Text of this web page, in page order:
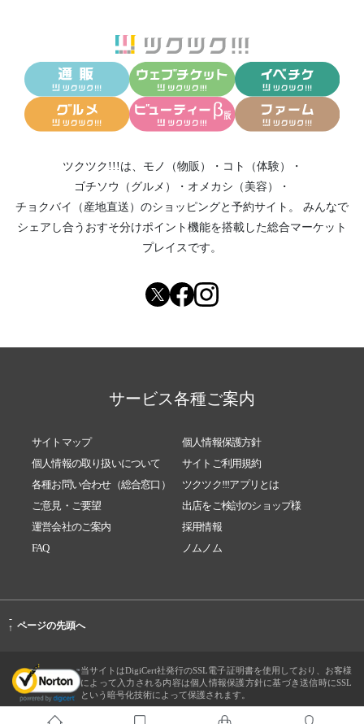
ツクツク!!!は、 モノ（物販） ・ コト（体験）
・
ゴチソウ（グルメ）
・ オメカシ（美容）
・
チョクバイ（産地直送） のショッピングと予約サイト。
みんなで
シェアし合う おすそ分けポイント機能を搭載した総合マーケット
プレイスです。
サービス各種ご案内
サイトマップ
個人情報保護方針
個人情報の取り扱いについて
サイトご利用規約
各種お問い合わせ（総合窓口）
ツクツク!!!アプリとは
ご意見・ご要望
出店をご検討のショップ様
運営会社のご案内
採用情報
FAQ
ノムノム
-
↑ ページの先頭へ
当サイトはDigiCert社発行のSSL電子証明書を使用しており、お客様
によって入力される内容は個人情報保護方針に基づき送信時にSSL
という暗号化技術によって保護されます。